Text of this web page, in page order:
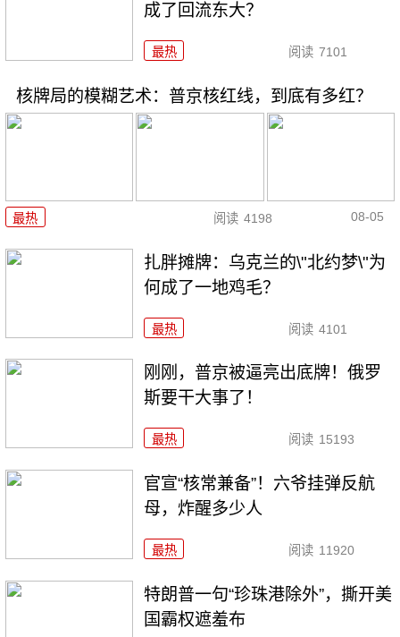
成了回流东大？
最热 阅读 7101
核牌局的模糊艺术：普京核红线，到底有多红？
最热 阅读 4198 08-05
扎胖摊牌：乌克兰的\"北约梦\"为
何成了一地鸡毛？
最热 阅读 4101
刚刚，普京被逼亮出底牌！俄罗
斯要干大事了！
最热 阅读 15193
官宣“核常兼备”！六爷挂弹反航
母，炸醒多少人
最热 阅读 11920
特朗普一句“珍珠港除外”，撕开美
国霸权遮羞布